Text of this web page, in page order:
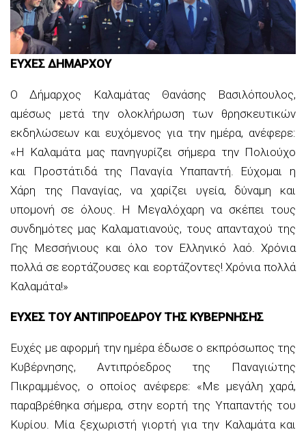
ΕΥΧΕΣ ΔΗΜΑΡΧΟΥ
Ο Δήμαρχος Καλαμάτας Θανάσης Βασιλόπουλος,
αμέσως μετά την ολοκλήρωση των θρησκευτικών
εκδηλώσεων και ευχόμενος για την ημέρα, ανέφερε:
«Η Καλαμάτα μας πανηγυρίζει σήμερα την Πολιούχο
και Προστάτιδά της Παναγία Υπαπαντή. Εύχομαι η
Χάρη της Παναγίας, να χαρίζει υγεία, δύναμη και
υπομονή σε όλους. Η Μεγαλόχαρη να σκέπει τους
συνδημότες μας Καλαματιανούς, τους απανταχού της
Γης Μεσσήνιους και όλο τον Ελληνικό λαό. Χρόνια
πολλά σε εορτάζουσες και εορτάζοντες! Χρόνια πολλά
Καλαμάτα!»
ΕΥΧΕΣ ΤΟΥ ΑΝΤΙΠΡΟΕΔΡΟΥ ΤΗΣ ΚΥΒΕΡΝΗΣΗΣ
Ευχές με αφορμή την ημέρα έδωσε ο εκπρόσωπος της
Κυβέρνησης, Αντιπρόεδρος της Παναγιώτης
Πικραμμένος, ο οποίος ανέφερε: «Με μεγάλη χαρά,
παραβρέθηκα σήμερα, στην εορτή της Υπαπαντής του
Κυρίου. Μία ξεχωριστή γιορτή για την Καλαμάτα και